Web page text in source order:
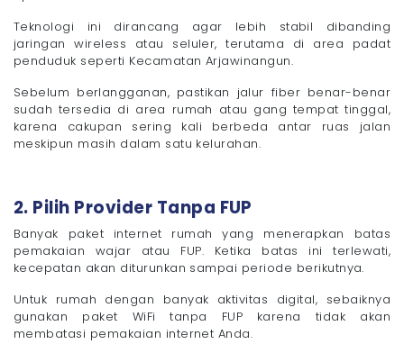
Teknologi ini dirancang agar lebih stabil dibanding
jaringan wireless atau seluler, terutama di area padat
penduduk seperti Kecamatan Arjawinangun.
Sebelum berlangganan, pastikan jalur fiber benar-benar
sudah tersedia di area rumah atau gang tempat tinggal,
karena cakupan sering kali berbeda antar ruas jalan
meskipun masih dalam satu kelurahan.
2. Pilih Provider Tanpa FUP
Banyak paket internet rumah yang menerapkan batas
pemakaian wajar atau FUP. Ketika batas ini terlewati,
kecepatan akan diturunkan sampai periode berikutnya.
Untuk rumah dengan banyak aktivitas digital, sebaiknya
gunakan paket WiFi tanpa FUP karena tidak akan
membatasi pemakaian internet Anda.